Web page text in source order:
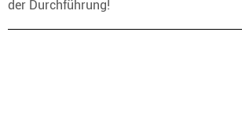
der Durchführung!